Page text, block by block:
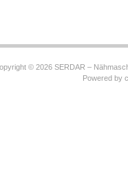
© 2026 SERDAR –
Powered by